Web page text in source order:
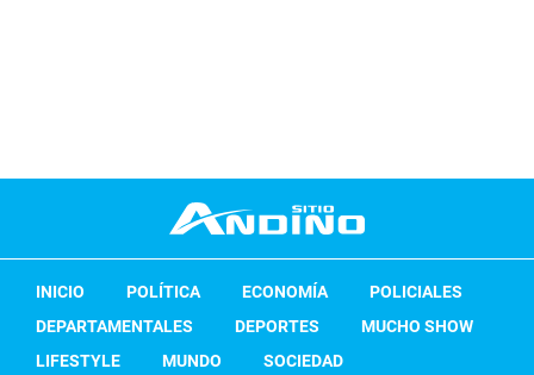
INICIO POLÍTICA ECONOMÍA
POLICIALES
DEPARTAMENTALES
DEPORTES
MUCHO SHOW
LIFESTYLE
MUNDO SOCIEDAD